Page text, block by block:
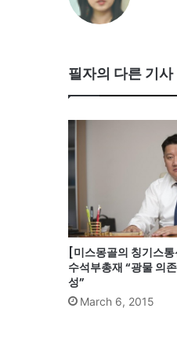
필자의 다른 기사
[미스몽골의 칭기스
수석부총재 “광물 의
성”
March 6, 2015